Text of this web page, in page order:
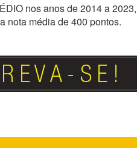
nos anos de 2014 a
nota média de 400 pontos.